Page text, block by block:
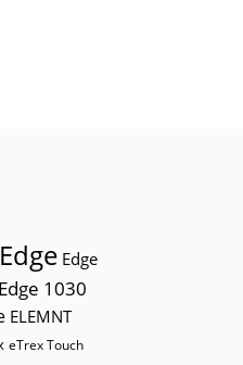
Edge Edge
Edge 1030
ELEMNT
eTrex Touch